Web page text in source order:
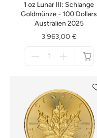
1 oz Lunar III: Schlange
Goldmünze - 100 Dollars
Australien 2025
3.963,00 €